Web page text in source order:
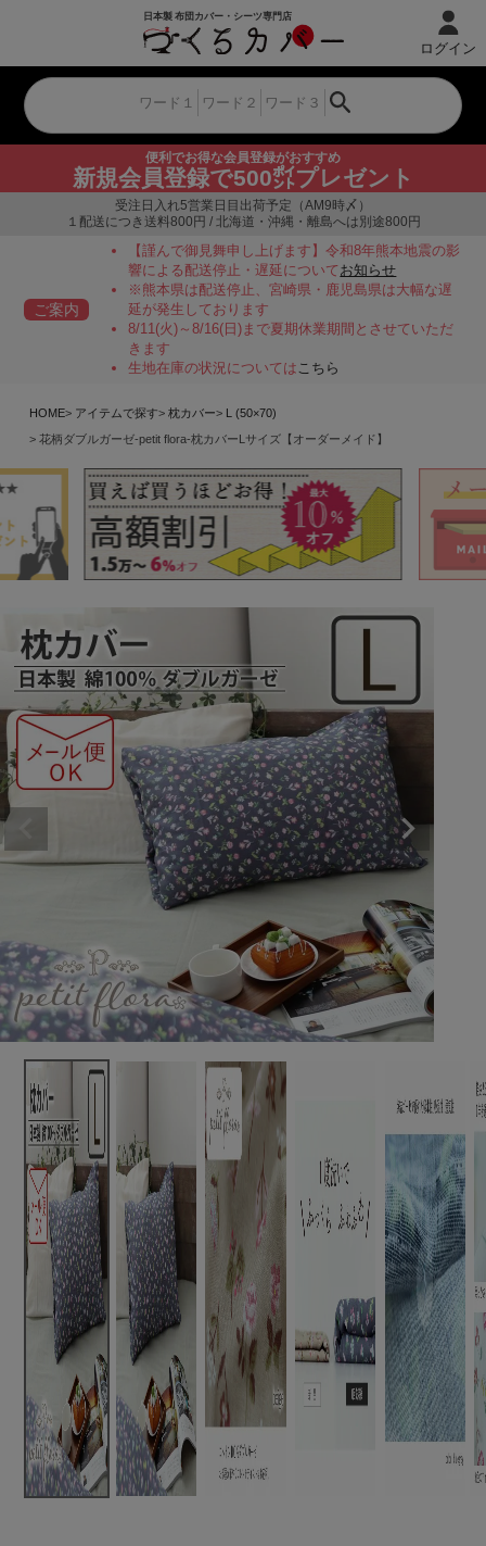
便利でお得な会員登録がおすすめ
新規会員登録で500㌽プレゼント
ログイン
受注日入れ5営業日目出荷予定（AM9時〆）
１配送につき送料800円 / 北海道・沖縄・離島へは別途800円
ご案内
【謹んで御見舞申し上げます】令和8年熊本地震の影
響による配送停止・遅延についてお知らせ
※熊本県は配送停止、宮崎県・鹿児島県は大幅な遅
延が発生しております
8/11(火)～8/16(日)まで夏期休業期間とさせていただ
きます
生地在庫の状況についてはこちら
HOME アイテムで探す 枕カバー
L (50×70)
花柄ダブルガーゼ-petit flora-枕カバーLサイズ【オーダーメイド】